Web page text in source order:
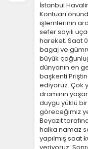
İstanbul
Kontuarı
işlemlerinin
sefer sayılı
hareket. Saat
bagaj ve
büyük
dünyanın en
başkenti
ediyoruz. Çok
dramının
duygu yüklü
göreceğimiz
Beyazıt
halka namaz
yapılmış saat